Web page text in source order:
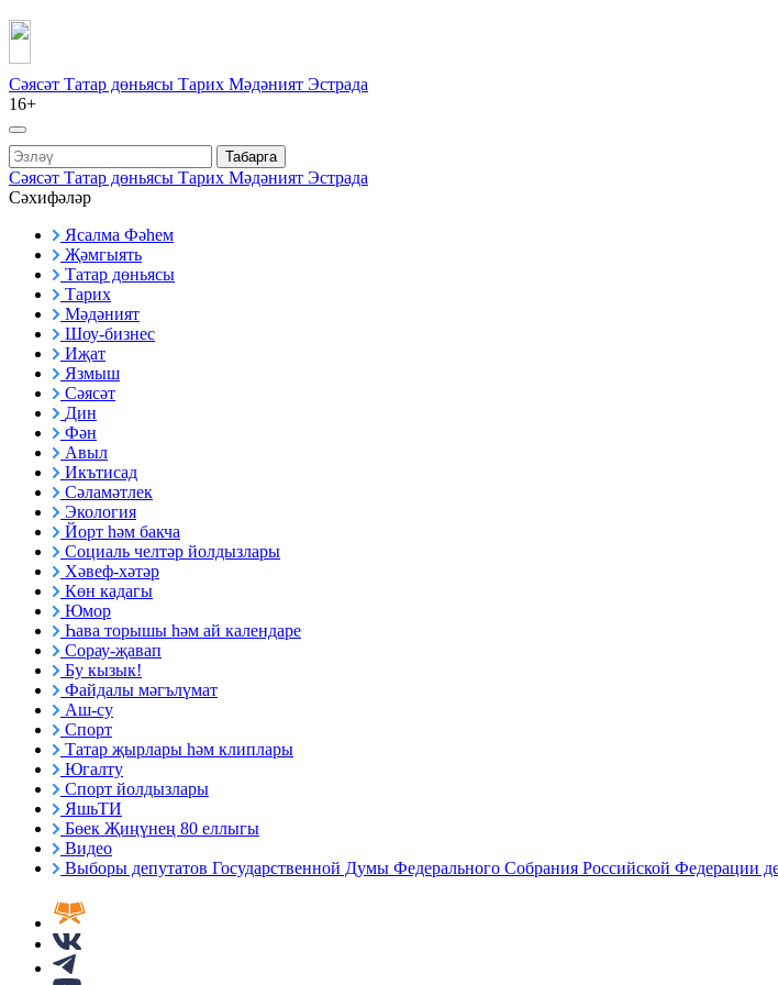
Сәясәт Татар дөньясы Тарих Мәдәният Эстрада
16+
Табарга
Сәясәт Татар дөньясы Тарих Мәдәният Эстрада
Сәхифәләр
Ясалма Фәһем
Җәмгыять
Татар дөньясы
Тарих
Мәдәният
Шоу-бизнес
Иҗат
Язмыш
Сәясәт
Дин
Фән
Авыл
Икътисад
Сәламәтлек
Экология
Йорт һәм бакча
Социаль челтәр йолдызлары
Хәвеф-хәтәр
Көн кадагы
Юмор
Һава торышы һәм ай календаре
Сорау-җавап
Бу кызык!
Файдалы мәгълүмат
Аш-су
Спорт
Татар җырлары һәм клиплары
Югалту
Спорт йолдызлары
ЯшьТИ
Бөек Җиңүнең 80 еллыгы
Видео
Выборы депутатов Государственной Думы Федерального Собрания Российской Федерации